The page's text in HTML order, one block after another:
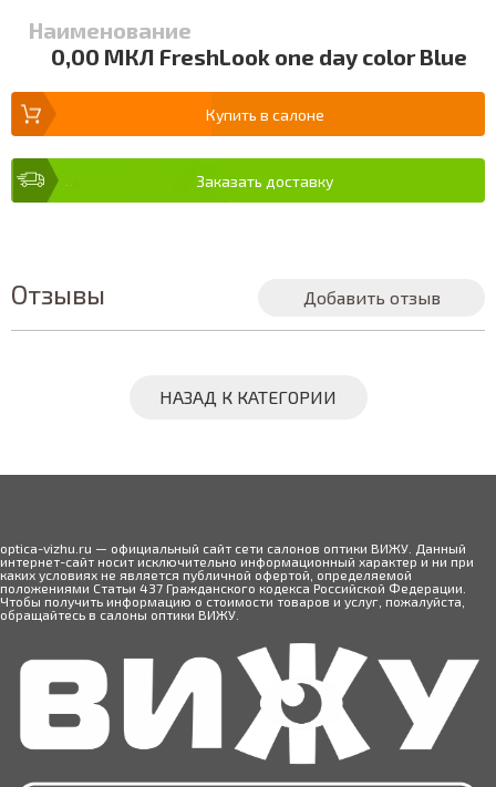
Наименование
0,00 МКЛ FreshLook one day color Blue
Купить в салоне
Заказать доставку
Отзывы Добавить отзыв
НАЗАД К КАТЕГОРИИ
optica-vizhu.ru — официальный сайт сети салонов оптики ВИЖУ. Данный
интернет-сайт носит исключительно информационный характер и ни при
каких условиях не является публичной офертой, определяемой
положениями Статьи 437 Гражданского кодекса Российской Федерации.
Чтобы получить информацию о стоимости товаров и услуг, пожалуйста,
обращайтесь в салоны оптики ВИЖУ.